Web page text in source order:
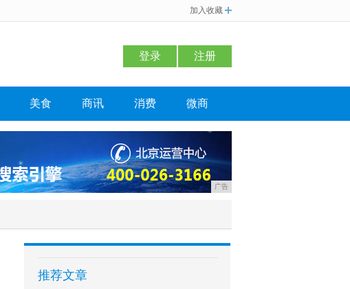
加入收藏
登录 注册
美食 商讯 消费 微商
广告
推荐文章